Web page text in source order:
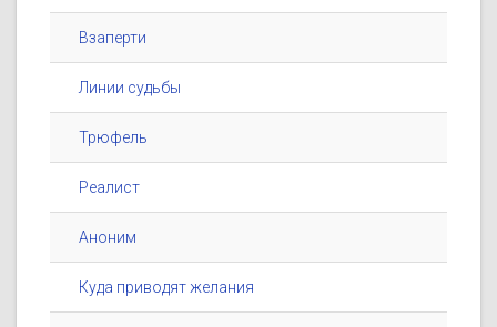
Взаперти
Линии судьбы
Трюфель
Реалист
Аноним
Куда приводят желания